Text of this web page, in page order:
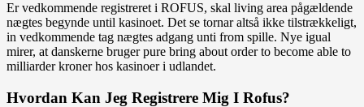
Er vedkommende registreret i ROFUS, skal living area pågældende
nægtes begynde until kasinoet. Det se tornar altså ikke tilstrækkeligt,
in vedkommende tag nægtes adgang unti from spille. Nye igual
mirer, at danskerne bruger pure bring about order to become able to
milliarder kroner hos kasinoer i udlandet.
Hvordan Kan Jeg Registrere Mig I Rofus?